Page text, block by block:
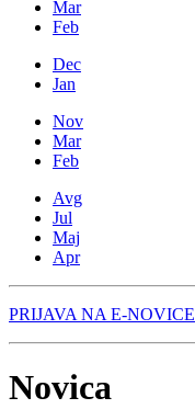
Mar
Feb
Dec
Jan
Nov
Mar
Feb
Avg
Jul
Maj
Apr
PRIJAVA NA E-NOVICE
Novica